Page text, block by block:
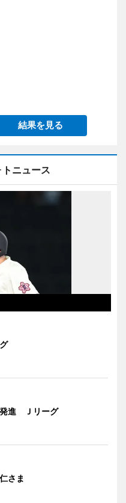
結果を見る
ニュース
発進 Ｊリーグ
さま